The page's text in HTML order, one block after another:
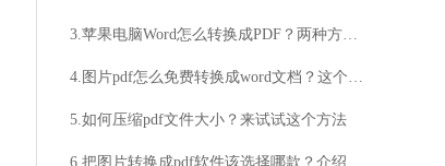
3.苹果电脑Word怎么转换成PDF？两种方法可供选择
4.图片pdf怎么免费转换成word文档？这个工具绝对好用
5.如何压缩pdf文件大小？来试试这个方法
6.把图片转换成pdf软件该选择哪款？介绍简单快速的图片转pdf软件